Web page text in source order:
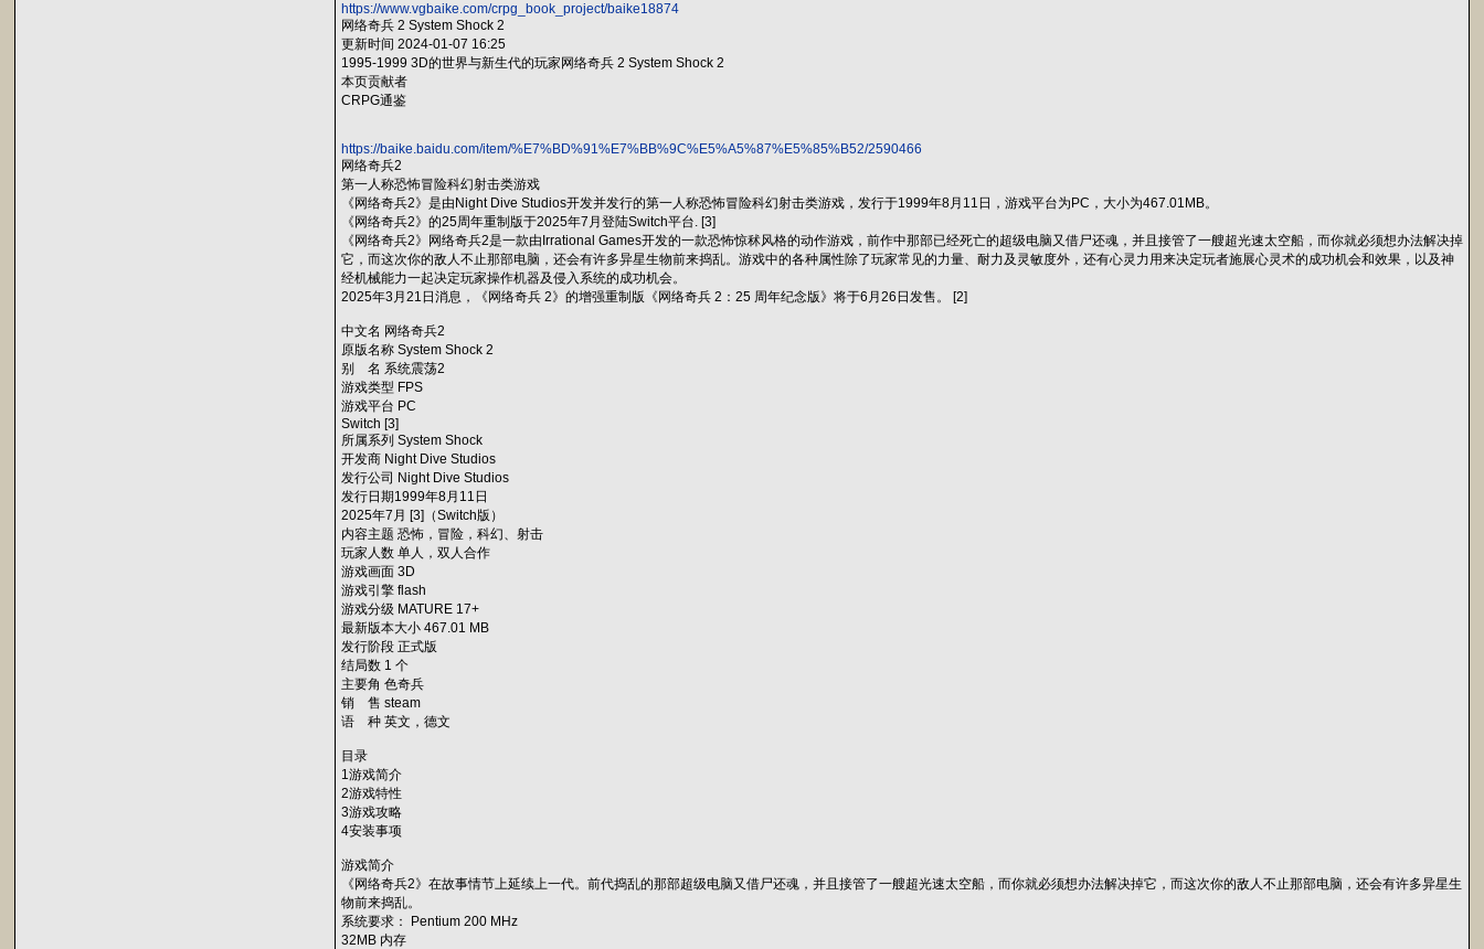
https://www.vgbaike.com/crpg_book_project/baike18874
网络奇兵 2 System Shock 2
更新时间 2024-01-07 16:25
1995-1999 3D的世界与新生代的玩家网络奇兵 2 System Shock 2
本页贡献者
CRPG通鉴
https://baike.baidu.com/item/%E7%BD%91%E7%BB%9C%E5%A5%87%E5%85%B52/2590466
网络奇兵2
第一人称恐怖冒险科幻射击类游戏
《网络奇兵2》是由Night Dive Studios开发并发行的第一人称恐怖冒险科幻射击类游戏，发行于1999年8月11日，游戏平台为PC，大小为467.01MB。
《网络奇兵2》的25周年重制版于2025年7月登陆Switch平台. [3]
《网络奇兵2》网络奇兵2是一款由Irrational Games开发的一款恐怖惊秫风格的动作游戏，前作中那部已经死亡的超级电脑又借尸还魂，并且接管了一艘超光速太空船，而你就必须想办法解决掉
它，而这次你的敌人不止那部电脑，还会有许多异星生物前来捣乱。游戏中的各种属性除了玩家常见的力量、耐力及灵敏度外，还有心灵力用来决定玩者施展心灵术的成功机会和效果，以及神
经机械能力一起决定玩家操作机器及侵入系统的成功机会。
2025年3月21日消息，《网络奇兵 2》的增强重制版《网络奇兵 2：25 周年纪念版》将于6月26日发售。 [2]
中文名 网络奇兵2
原版名称 System Shock 2
别 名 系统震荡2
游戏类型 FPS
游戏平台 PC
Switch [3]
所属系列 System Shock
开发商 Night Dive Studios
发行公司 Night Dive Studios
发行日期1999年8月11日
2025年7月 [3]（Switch版）
内容主题 恐怖，冒险，科幻、射击
玩家人数 单人，双人合作
游戏画面 3D
游戏引擎 flash
游戏分级 MATURE 17+
最新版本大小 467.01 MB
发行阶段 正式版
结局数 1 个
主要角 色奇兵
销 售 steam
语 种 英文，德文
目录
1游戏简介
2游戏特性
3游戏攻略
4安装事项
游戏简介
《网络奇兵2》在故事情节上延续上一代。前代捣乱的那部超级电脑又借尸还魂，并且接管了一艘超光速太空船，而你就必须想办法解决掉它，而这次你的敌人不止那部电脑，还会有许多异星生
物前来捣乱。
系统要求： Pentium 200 MHz
32MB 内存